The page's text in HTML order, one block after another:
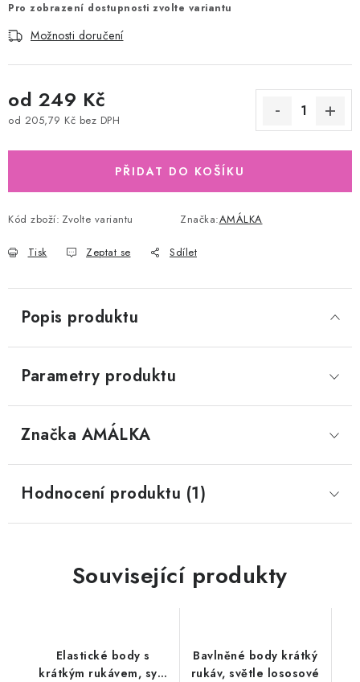
Pro zobrazení dostupnosti zvolte variantu
Možnosti doručení
od 249 Kč
od 205,79 Kč bez DPH
PŘIDAT DO KOŠÍKU
Kód zboží: Zvolte variantu Značka:AMÁLKA
Tisk Zeptat se Sdílet
Popis produktu
Parametry produktu
Značka AMÁLKA
Hodnocení produktu (1)
Související produkty
Elastické body s
krátkým rukávem, sytý
Bavlněné body krátký
rukáv, světle lososové